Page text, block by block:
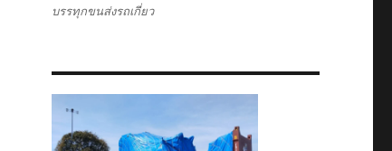
บรรทุกขนส่งรถเกี่ยว